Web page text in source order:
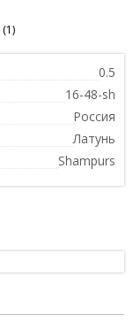
(1)
0.5
16-48-sh
Россия
Латунь
Shampurs